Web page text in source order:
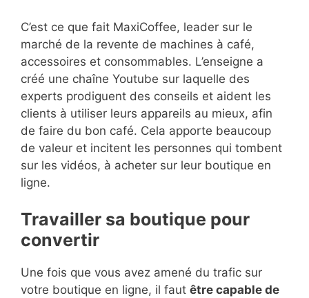
C’est ce que fait MaxiCoffee, leader sur le
marché de la revente de machines à café,
accessoires et consommables. L’enseigne a
créé une chaîne Youtube sur laquelle des
experts prodiguent des conseils et aident les
clients à utiliser leurs appareils au mieux, afin
de faire du bon café. Cela apporte beaucoup
de valeur et incitent les personnes qui tombent
sur les vidéos, à acheter sur leur boutique en
ligne.
Travailler sa boutique pour
convertir
Une fois que vous avez amené du trafic sur
votre boutique en ligne, il faut être capable de